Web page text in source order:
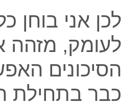
לכן אני בוחן
לעומק, מזהה
הסיכונים
כבר בתחילת